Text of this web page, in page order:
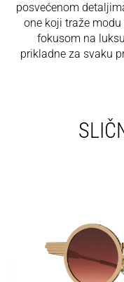
posvećenom
one koji traže
fokusom na
prikladne za svaku